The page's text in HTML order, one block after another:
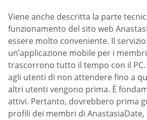
Viene anche descritta la parte
funzionamento del sito web
essere molto conveniente. Il
un’applicazione mobile per i
trascorrono tutto il tempo con il
agli utenti di non attendere fino a
altri utenti vengono prima. È
attivi. Pertanto, dovrebbero prima
profili dei membri di